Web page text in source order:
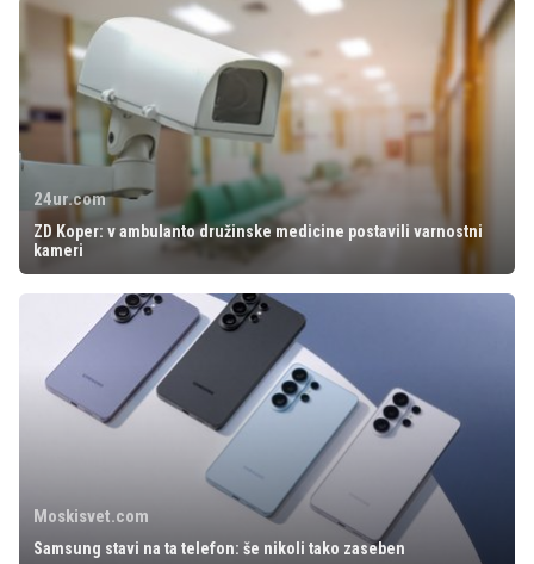
24ur.com
ZD Koper: v ambulanto družinske medicine postavili varnostni
kameri
Moskisvet.com
Samsung stavi na ta telefon: še nikoli tako zaseben